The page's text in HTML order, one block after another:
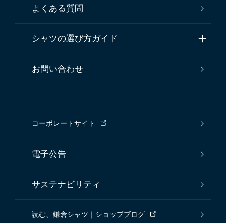
よくある質問
シャツの選び方ガイド
お問い合わせ
コーポレートサイト
電子公告
サステナビリティ
読む、鎌倉シャツ｜ショップブログ